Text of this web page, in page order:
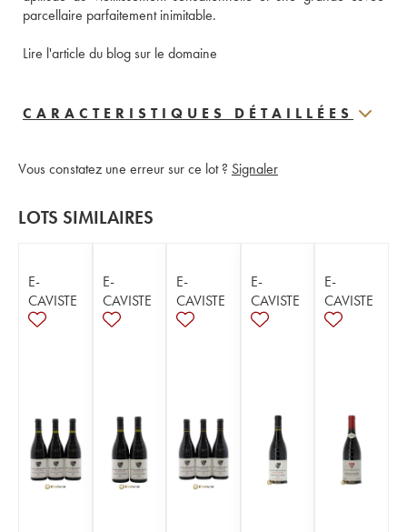
parcellaire parfaitement inimitable.
Lire l'article du blog sur le domaine
CARACTERISTIQUES DÉTAILLÉES
Vous constatez une erreur sur ce lot ? Signaler
LOTS SIMILAIRES
E-
CAVISTE
E-
CAVISTE
E-
CAVISTE
E-
CAVISTE
E-
CAVISTE